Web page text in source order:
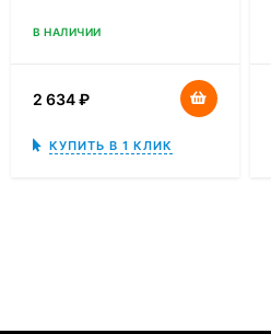
В НАЛИЧИИ
2 634₽
КУПИТЬ В 1 КЛИК